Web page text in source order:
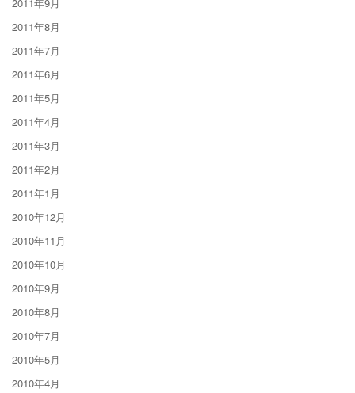
2011年8月
2011年7月
2011年6月
2011年5月
2011年4月
2011年3月
2011年2月
2011年1月
2010年12月
2010年11月
2010年10月
2010年9月
2010年8月
2010年7月
2010年5月
2010年4月